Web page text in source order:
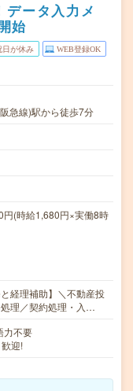
データ入力メ
始
日が休み WEB登録OK
急線)駅から徒歩7分
(時給1,680円×実働8時
経理補助】＼不動産投
理／契約処理・入…
力不要
迎!